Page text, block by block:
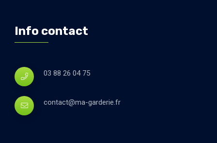
Info contact
03 88 26 04 75
contact@ma-garderie.fr